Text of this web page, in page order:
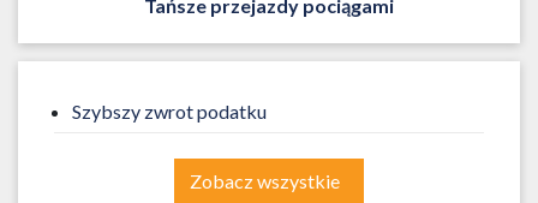
Tańsze przejazdy pociągami
Szybszy zwrot podatku
Zobacz wszystkie